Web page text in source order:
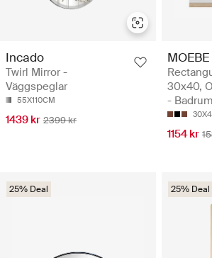
Incado
Twirl Mirror -
Väggspeglar
55X110CM
1439 kr 2399 kr
MOEBE
30x40,
-
1154 kr
25% Deal 25% Deal